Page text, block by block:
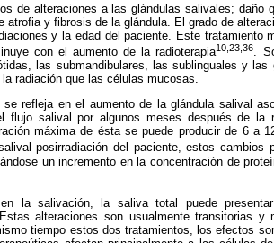
de alteraciones a las glándulas salivales; daño
y fibrosis de la glándula. El grado de
y la edad del paciente. Este tratamiento
con el aumento de la radioterapia10,23,36.
las submandibulares, las sublinguales y las
radiación que las células mucosas.
refleja en el aumento de la glándula salival
flujo salival por algunos meses después de la
máxima de ésta se puede producir de 6 a
posirradiación del paciente, estos cambios
un incremento en la concentración de
la salivación, la saliva total puede
alteraciones son usualmente transitorias y
tiempo estos dos tratamientos, los efectos